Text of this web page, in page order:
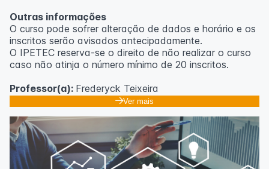
Outras informações
O curso pode sofrer alteração de dados e horário e os
inscritos serão avisados ​​antecipadamente.
O IPETEC reserva-se o direito de não realizar o curso
caso não atinja o número mínimo de 20 inscritos.
Professor(a): Frederyck Teixeira
Ver mais